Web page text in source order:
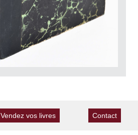
Vendez vos livres Contact